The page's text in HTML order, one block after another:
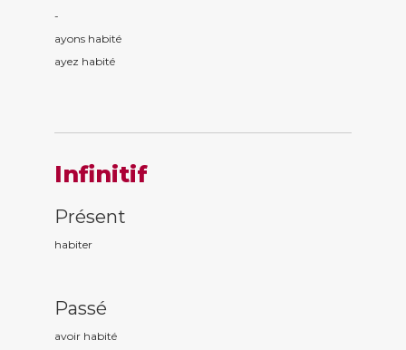
-
ayons habité
ayez habité
Infinitif
Présent
habiter
Passé
avoir habité